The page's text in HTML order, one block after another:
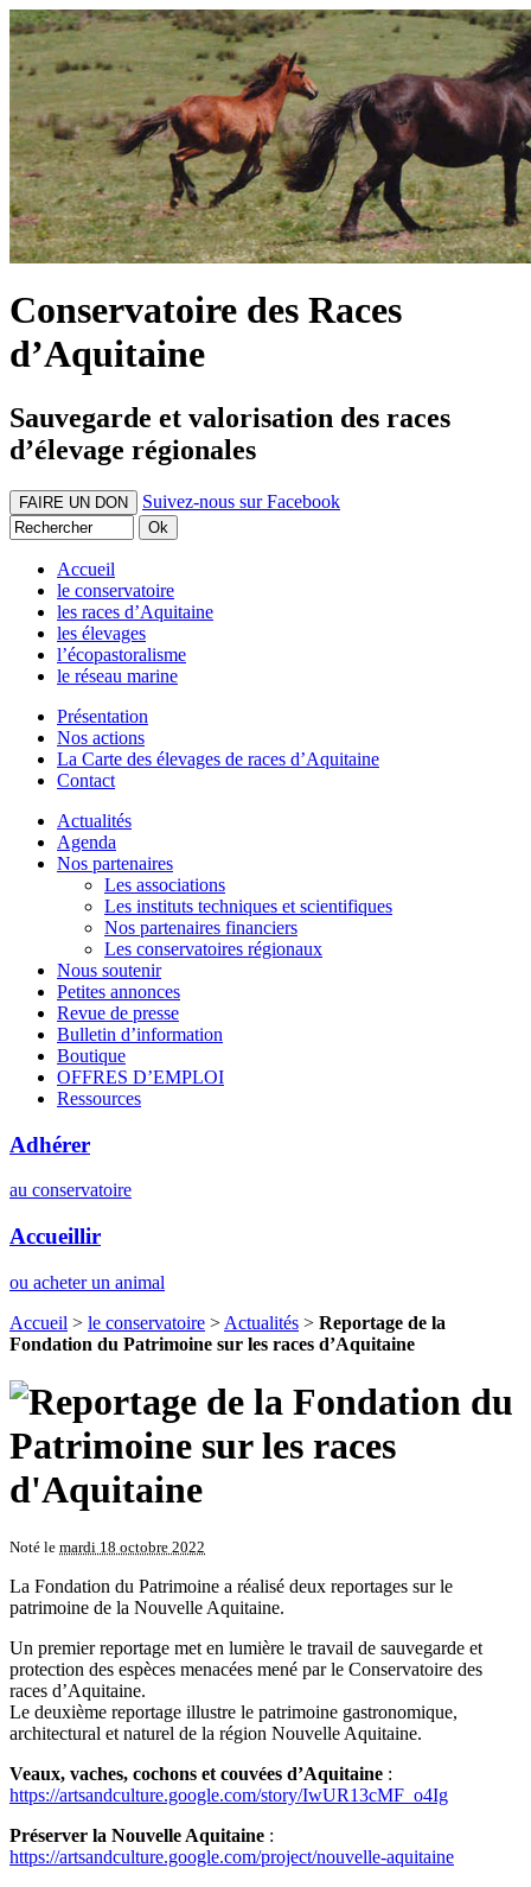
Conservatoire des Races
d’Aquitaine
Sauvegarde et valorisation des races
d’élevage régionales
FAIRE UN DON Suivez-nous sur Facebook
Accueil
le conservatoire
les races d’Aquitaine
les élevages
l’écopastoralisme
le réseau marine
Présentation
Nos actions
La Carte des élevages de races d’Aquitaine
Contact
Actualités
Agenda
Nos partenaires
Les associations
Les instituts techniques et scientifiques
Nos partenaires financiers
Les conservatoires régionaux
Nous soutenir
Petites annonces
Revue de presse
Bulletin d’information
Boutique
OFFRES D’EMPLOI
Ressources
Adhérer
au conservatoire
Accueillir
ou acheter un animal
Accueil > le conservatoire > Actualités > Reportage de la
Fondation du Patrimoine sur les races d’Aquitaine
Noté le mardi 18 octobre 2022
La Fondation du Patrimoine a réalisé deux reportages sur le
patrimoine de la Nouvelle Aquitaine.
Un premier reportage met en lumière le travail de sauvegarde et
protection des espèces menacées mené par le Conservatoire des
races d’Aquitaine.
Le deuxième reportage illustre le patrimoine gastronomique,
architectural et naturel de la région Nouvelle Aquitaine.
Veaux, vaches, cochons et couvées d’Aquitaine :
https://artsandculture.google.com/story/IwUR13cMF_o4Ig
Préserver la Nouvelle Aquitaine :
https://artsandculture.google.com/project/nouvelle-aquitaine